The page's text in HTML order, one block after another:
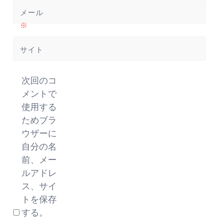
メール
※
サイト
次回のコ
メントで
使用する
ためブラ
ウザーに
自分の名
前、メー
ルアドレ
ス、サイ
トを保存
する。